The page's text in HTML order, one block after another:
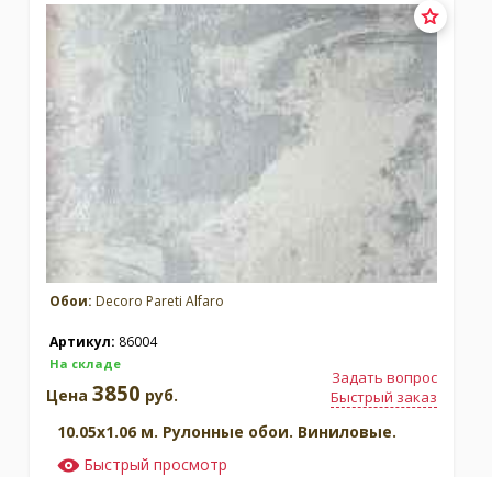
Обои: Decoro Pareti Alfaro
Артикул: 86004
На складе
Задать вопрос
Быстрый заказ
Цена 3850 руб.
10.05x1.06 м. Рулонные обои. Виниловые.
Быстрый просмотр